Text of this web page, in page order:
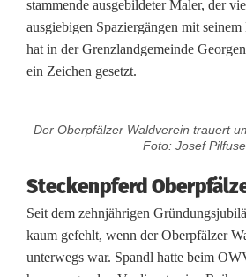
V
e
e
n
s
l
stammende ausgebildeter Maler, der
ausgiebigen Spaziergängen mit
hat in der Grenzlandgemeinde
ein Zeichen gesetzt.
Der Oberpfälzer Waldverein trauert
Foto: Josef
Steckenpferd
Seit dem zehnjährigen
kaum gefehlt, wenn der Oberpfälzer
unterwegs war. Spandl hatte beim